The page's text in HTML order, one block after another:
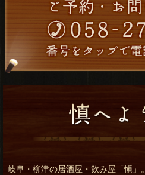
岐阜・柳津の居酒屋・飲み屋「愼」。